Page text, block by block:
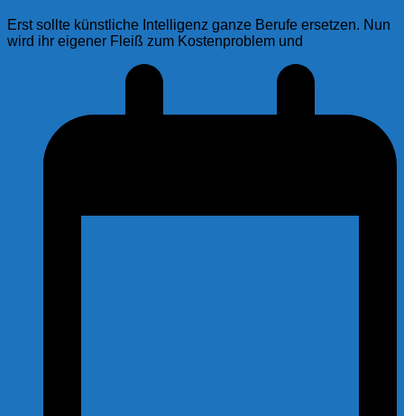
Erst sollte künstliche Intelligenz ganze Berufe ersetzen. Nun
wird ihr eigener Fleiß zum Kostenproblem und